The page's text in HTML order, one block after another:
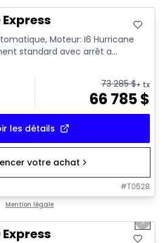
Express
Moteur: I6 Hurricane
standard avec arrêt a...
73 285$+ tx
66 785$
les détails
votre achat
#T0528
Mention légale
Next
Express